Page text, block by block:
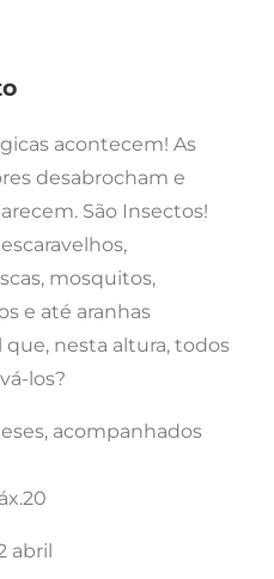
acontecem! As
desabrocham e
São Insectos!
mosquitos,
e até aranhas
que, nesta altura, todos
los?
acompanhados
abril